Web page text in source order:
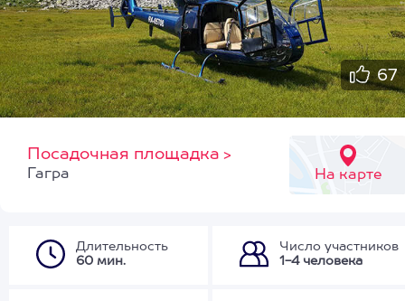
67
Посадочная площадка >
На карте
Гагра
Длительность
60 мин.
Число участников
1-4 человека